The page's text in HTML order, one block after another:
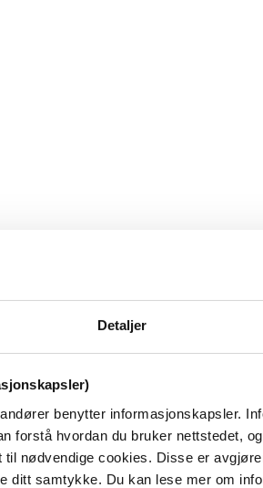
Detaljer
benytter informasjonskapsler.
forstå hvordan du bruker nettstedet,
nødvendige cookies. Disse er
ditt samtykke. Du kan lese mer om